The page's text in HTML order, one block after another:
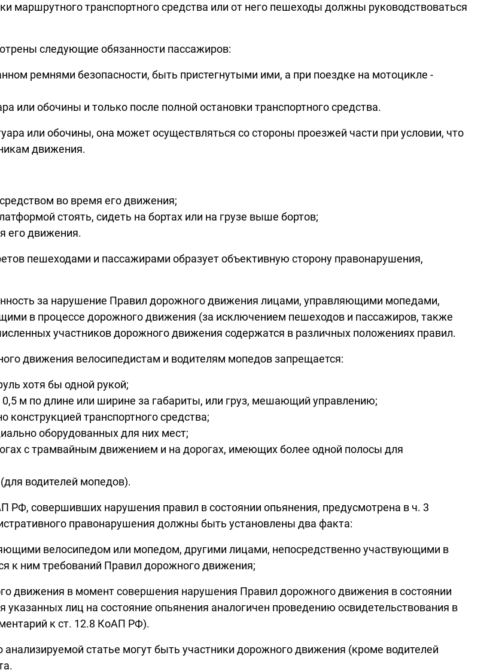
маршрутного транспортного средства или от него пешеходы должны руководствоваться
следующие обязанности пассажиров:
ремнями безопасности, быть пристегнутыми ими, а при поездке на мотоцикле -
или обочины и только после полной остановки транспортного средства.
или обочины, она может осуществляться со стороны проезжей части при условии, что
движения.
во время его движения;
стоять, сидеть на бортах или на грузе выше бортов;
его движения.
пешеходами и пассажирами образует объективную сторону правонарушения,
за нарушение Правил дорожного движения лицами, управляющими мопедами,
в процессе дорожного движения (за исключением пешеходов и пассажиров, также
участников дорожного движения содержатся в различных положениях правил.
движения велосипедистам и водителям мопедов запрещается:
хотя бы одной рукой;
м по длине или ширине за габариты, или груз, мешающий управлению;
конструкцией транспортного средства;
оборудованных для них мест;
с трамвайным движением и на дорогах, имеющих более одной полосы для
водителей мопедов).
РФ, совершивших нарушения правил в состоянии опьянения, предусмотрена в ч. 3
правонарушения должны быть установлены два факта:
велосипедом или мопедом, другими лицами, непосредственно участвующими в
к ним требований Правил дорожного движения;
движения в момент совершения нарушения Правил дорожного движения в состоянии
лиц на состояние опьянения аналогичен проведению освидетельствования в
к ст. 12.8 КоАП РФ).
статье могут быть участники дорожного движения (кроме водителей